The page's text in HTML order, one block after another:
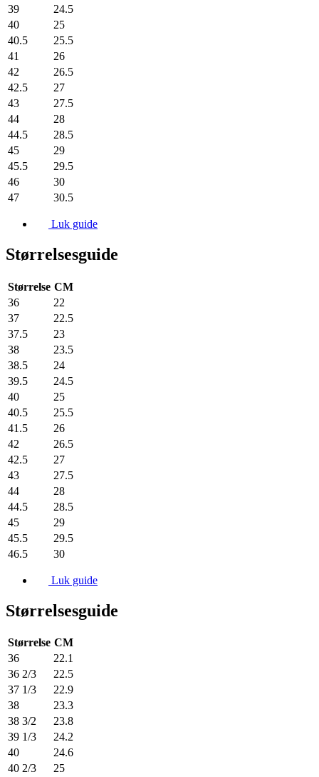
39
24.5
40
25
40.5
25.5
41
26
42
26.5
42.5
27
43
27.5
44
28
44.5
28.5
45
29
45.5
29.5
46
30
47
30.5
Luk guide
Størrelsesguide
Størrelse CM
36
22
37
22.5
37.5
23
38
23.5
38.5
24
39.5
24.5
40
25
40.5
25.5
41.5
26
42
26.5
42.5
27
43
27.5
44
28
44.5
28.5
45
29
45.5
29.5
46.5
30
Luk guide
Størrelsesguide
Størrelse CM
36
22.1
36 2/3
22.5
37 1/3
22.9
38
23.3
38 3/2
23.8
39 1/3
24.2
40
24.6
40 2/3
25